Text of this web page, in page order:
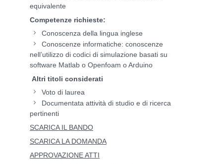
equivalente
Competenze richieste:
Conoscenza della lingua inglese
Conoscenze informatiche: conoscenze
nell’utilizzo di codici di simulazione basati su
software Matlab o Openfoam o Arduino
Altri titoli considerati
Voto di laurea
Documentata attività di studio e di ricerca
pertinenti
SCARICA IL BANDO
SCARICA LA DOMANDA
APPROVAZIONE ATTI